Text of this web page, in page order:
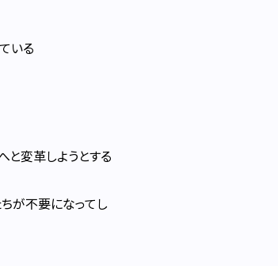
いる
変革しようとする
が不要になってし